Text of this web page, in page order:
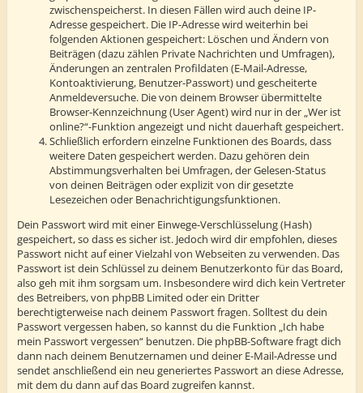
zwischenspeicherst. In diesen Fällen wird auch deine IP-
Adresse gespeichert. Die IP-Adresse wird weiterhin bei
folgenden Aktionen gespeichert: Löschen und Ändern von
Beiträgen (dazu zählen Private Nachrichten und Umfragen),
Änderungen an zentralen Profildaten (E-Mail-Adresse,
Kontoaktivierung, Benutzer-Passwort) und gescheiterte
Anmeldeversuche. Die von deinem Browser übermittelte
Browser-Kennzeichnung (User Agent) wird nur in der „Wer ist
online?“-Funktion angezeigt und nicht dauerhaft gespeichert.
Schließlich erfordern einzelne Funktionen des Boards, dass
weitere Daten gespeichert werden. Dazu gehören dein
Abstimmungsverhalten bei Umfragen, der Gelesen-Status
von deinen Beiträgen oder explizit von dir gesetzte
Lesezeichen oder Benachrichtigungsfunktionen.
Dein Passwort wird mit einer Einwege-Verschlüsselung (Hash)
gespeichert, so dass es sicher ist. Jedoch wird dir empfohlen, dieses
Passwort nicht auf einer Vielzahl von Webseiten zu verwenden. Das
Passwort ist dein Schlüssel zu deinem Benutzerkonto für das Board,
also geh mit ihm sorgsam um. Insbesondere wird dich kein Vertreter
des Betreibers, von phpBB Limited oder ein Dritter
berechtigterweise nach deinem Passwort fragen. Solltest du dein
Passwort vergessen haben, so kannst du die Funktion „Ich habe
mein Passwort vergessen“ benutzen. Die phpBB-Software fragt dich
dann nach deinem Benutzernamen und deiner E-Mail-Adresse und
sendet anschließend ein neu generiertes Passwort an diese Adresse,
mit dem du dann auf das Board zugreifen kannst.